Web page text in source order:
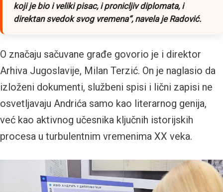
koji je bio i veliki pisac, i pronicljiv diplomata, i
direktan svedok svog vremena“, navela je Radović.
O značaju sačuvane građe govorio je i direktor
Arhiva Jugoslavije, Milan Terzić. On je naglasio da
izloženi dokumenti, službeni spisi i lični zapisi ne
osvetljavaju Andrića samo kao literarnog genija,
već kao aktivnog učesnika ključnih istorijskih
procesa u turbulentnim vremenima XX veka.